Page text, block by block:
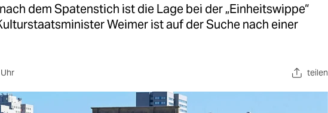
dem Spatenstich ist die Lage bei der „Einheitswippe“
Weimer ist auf der Suche nach einer
teilen